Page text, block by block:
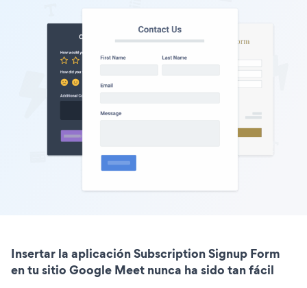
Insertar la aplicación Subscription Signup Form
en tu sitio Google Meet nunca ha sido tan fácil